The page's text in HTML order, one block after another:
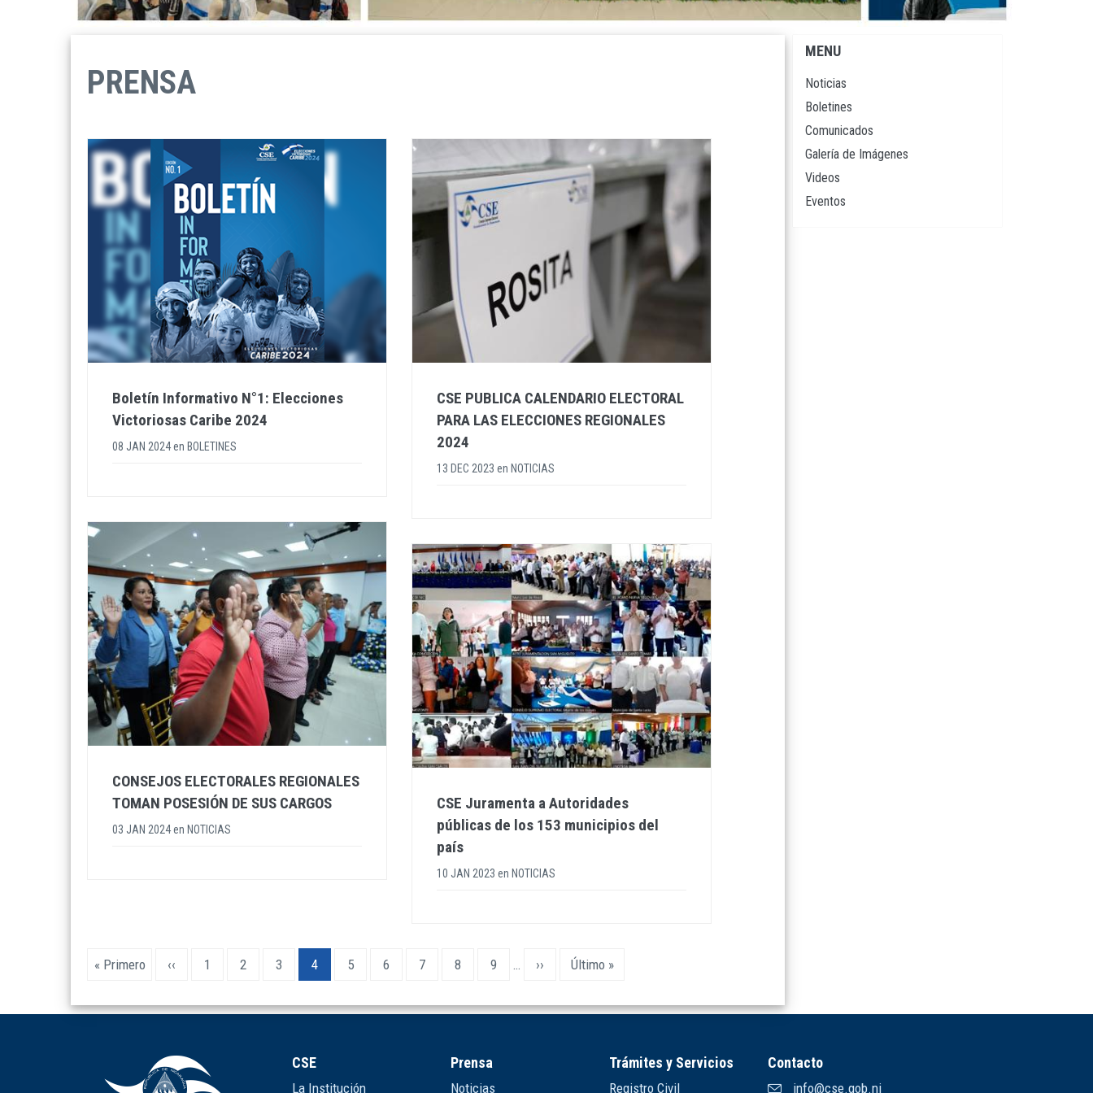
PRENSA
Boletín Informativo N°1: Elecciones
Victoriosas Caribe 2024
08 JAN 2024en BOLETINES
CONSEJOS ELECTORALES REGIONALES
TOMAN POSESIÓN DE SUS CARGOS
03 JAN 2024en NOTICIAS
CSE PUBLICA CALENDARIO ELECTORAL
PARA LAS ELECCIONES REGIONALES
2024
13 DEC 2023 en NOTICIAS
CSE Juramenta a Autoridades
públicas de los 153 municipios del
país
10 JAN 2023 en NOTICIAS
Paginación
Primera
« Primero
Página
‹‹ Page
1 Page
2 Page
3
Página
actual
4 Page
5 Page
6 Page
7 Page
8 Page
9 …
Siguiente
››
Última
Último »
Navegación
principal
MENU
Noticias
Boletines
Comunicados
Galería de Imágenes
Videos
Eventos
CSE
La Institución
Prensa
Noticias
Trámites y Servicios
Registro Civil
Contacto
info@cse.gob.ni